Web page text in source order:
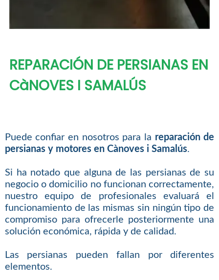
REPARACIÓN DE PERSIANAS EN
CàNOVES I SAMALÚS
Puede confiar en nosotros para la reparación de
persianas y motores en Cànoves i Samalús.
Si ha notado que alguna de las persianas de su
negocio o domicilio no funcionan correctamente,
nuestro equipo de profesionales evaluará el
funcionamiento de las mismas sin ningún tipo de
compromiso para ofrecerle posteriormente una
solución económica, rápida y de calidad.
Las persianas pueden fallan por diferentes
elementos.